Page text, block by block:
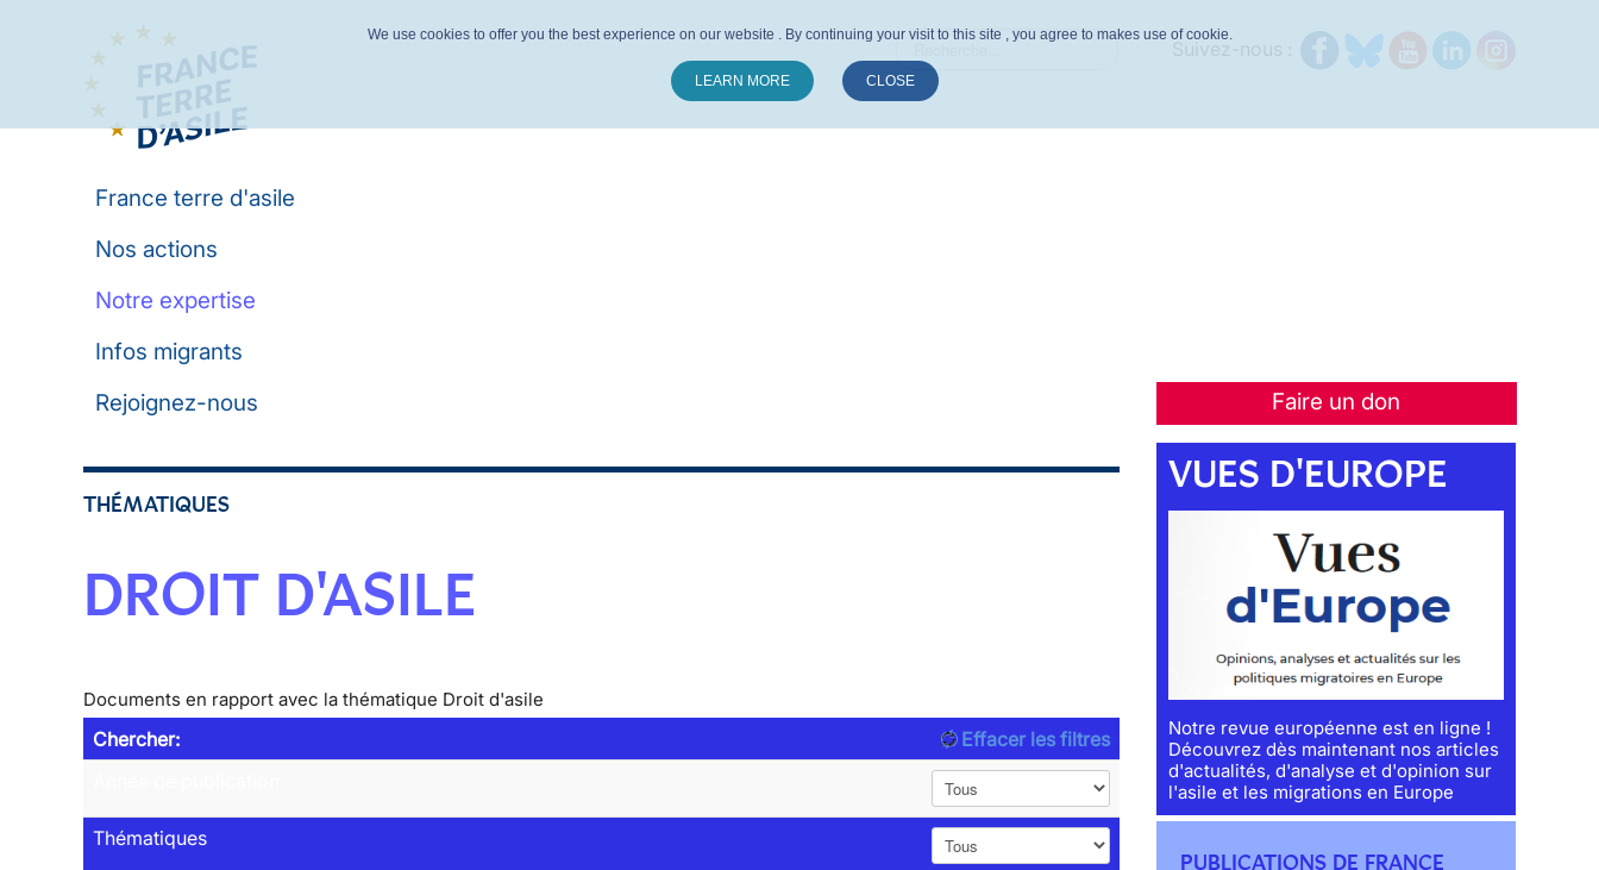
France terre d'asile
Nos actions
Notre expertise
Infos migrants
Faire un don
Rejoignez-nous
THÉMATIQUES
DROIT D'ASILE
Documents en rapport avec la thématique Droit d'asile
Chercher:
Effacer les filtres
Thématiques
VUES D'EUROPE
Notre revue européenne est en ligne !
Découvrez dès maintenant nos articles
d'actualités, d'analyse et d'opinion sur
l'asile et les migrations en Europe
PUBLICATIONS DE FRANCE
We use cookies to offer you the best experience on our website . By continuing your visit to this site , you agree to makes use of cookie.
LEARN MORE CLOSE